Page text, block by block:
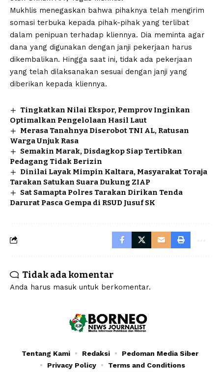
Mukhlis menegaskan bahwa pihaknya telah mengirim
somasi terbuka kepada pihak-pihak yang terlibat
dalam penipuan terhadap kliennya. Dia meminta agar
dana yang digunakan dengan janji pekerjaan harus
dikembalikan. Hingga saat ini, tidak ada pekerjaan
yang telah dilaksanakan sesuai dengan janji yang
diberikan kepada kliennya.
Tingkatkan Nilai Ekspor, Pemprov Inginkan
Optimalkan Pengelolaan Hasil Laut
Merasa Tanahnya Diserobot TNI AL, Ratusan
Warga Unjuk Rasa
Semakin Marak, Disdagkop Siap Tertibkan
Pedagang Tidak Berizin
Dinilai Layak Mimpin Kaltara, Masyarakat Toraja
Tarakan Satukan Suara Dukung ZIAP
Sat Samapta Polres Tarakan Dirikan Tenda
Darurat Pasca Gempa di RSUD Jusuf SK
Tidak ada komentar
Anda harus masuk untuk berkomentar.
Tentang Kami Redaksi
Pedoman Media Siber
Privacy Policy
Terms and Conditions